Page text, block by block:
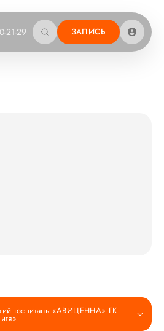
21-29 ЗАПИСЬ
госпиталь «АВИЦЕННА» ГК